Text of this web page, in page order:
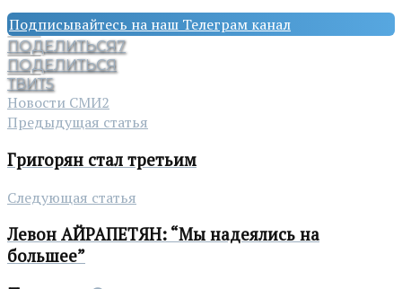
Подписывайтесь на наш Телеграм канал
ПОДЕЛИТЬСЯ7
ПОДЕЛИТЬСЯ
ТВИТ5
Новости СМИ2
Предыдущая статья
Григорян стал третьим
Следующая статья
Левон АЙРАПЕТЯН: “Мы надеялись на
большее”